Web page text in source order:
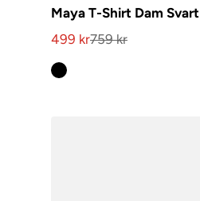
Maya T-Shirt Dam Svart
Kampanjpris
499 kr759 kr